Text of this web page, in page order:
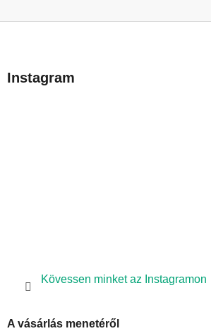
bInstagram
Kövessen minket az Instagramon
A vásárlás menetéről